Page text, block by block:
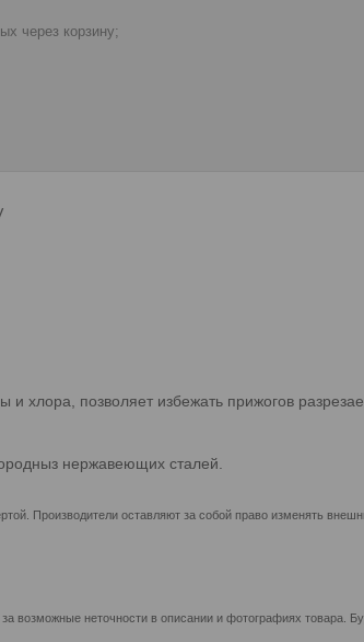
через корзину;
хлора, позволяет избежать прижогов
нержавеющих сталей.
Производители оставляют за собой право изменять
возможные неточности в описании и фотографиях товара.